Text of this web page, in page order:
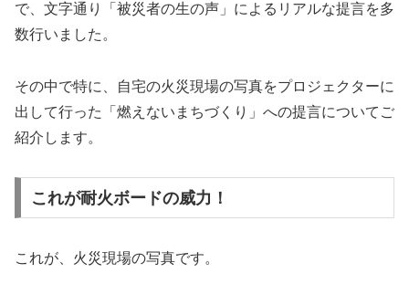
で、文字通り「被災者の生の声」によるリアルな提言を多
数行いました。
その中で特に、自宅の火災現場の写真をプロジェクターに
出して行った「燃えないまちづくり」への提言についてご
紹介します。
これが耐火ボードの威力！
これが、火災現場の写真です。